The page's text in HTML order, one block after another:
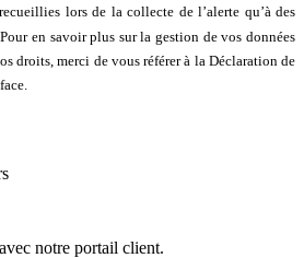
lors de la collecte de l’alerte qu’à des
en savoir plus sur la gestion de vos données
droits, merci de vous référer à la Déclaration de
notre portail client.